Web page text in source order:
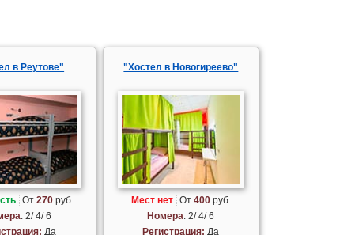
в Реутове"
От 270руб.
: 2/ 4/ 6
Да
"Хостел в Новогиреево"
Мест нет От 400руб.
Номера: 2/ 4/ 6
Регистрация: Да